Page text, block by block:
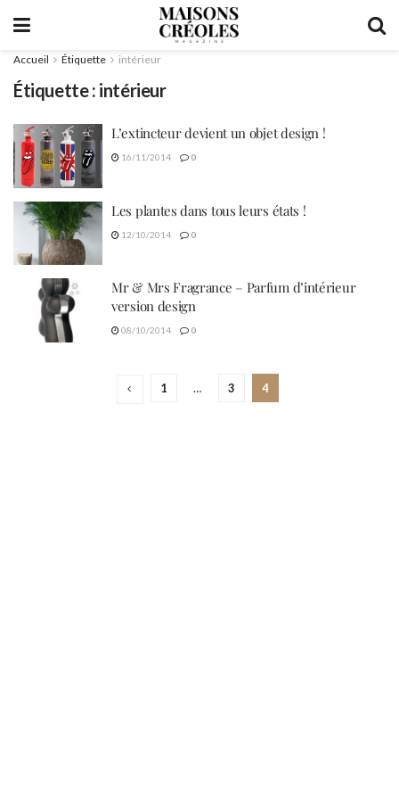
Accueil Étiquette intérieur
Étiquette : intérieur
L’extincteur devient un objet design !
16/11/2014 0
Les plantes dans tous leurs états !
12/10/2014 0
Mr & Mrs Fragrance – Parfum d’intérieur
version design
08/10/2014 0
1 … 3 4